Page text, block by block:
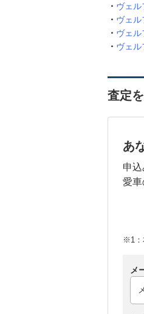
ヴェル
ヴェル
ヴェル
ヴェル
査定
あ
申込
愛車
※1：
メ